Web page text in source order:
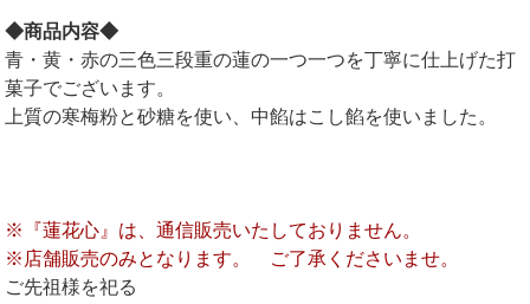
◆商品内容◆
青・黄・赤の三色三段重の蓮の一つ一つを丁寧に仕上げた打
菓子でございます。
上質の寒梅粉と砂糖を使い、中餡はこし餡を使いました。
※『蓮花心』は、通信販売いたしておりません。
※店舗販売のみとなります。 ご了承くださいませ。
ご先祖様を祀る